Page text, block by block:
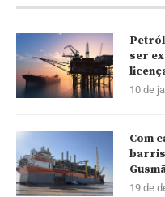
ser
10 de
Com
barris
19 de